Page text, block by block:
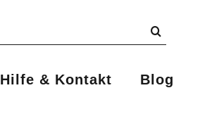
Hilfe & Kontakt Blog